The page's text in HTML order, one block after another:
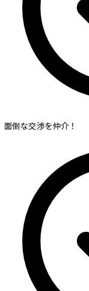
面倒な交渉を仲介！